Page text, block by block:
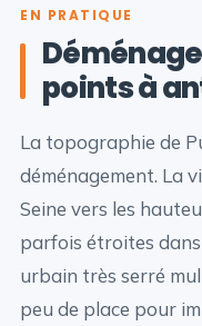
EN PRATIQUE
points à
La topographie de
déménagement. La
Seine vers les
parfois étroites dans
urbain très serré
peu de place pour